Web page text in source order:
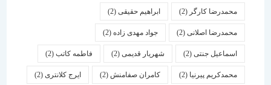
محمدرضا کارگر(2) ابراهیم حقیقی(2)
محمدرضا اصلانی(2) جواد مهدی زاده(2)
اسماعیل جنتی(2) شهریار قدیمی(2) فاطمه کاتب(2)
محمدکریم پیرنیا (2) کامران صفامنش(2) ایرج کلانتری (2)